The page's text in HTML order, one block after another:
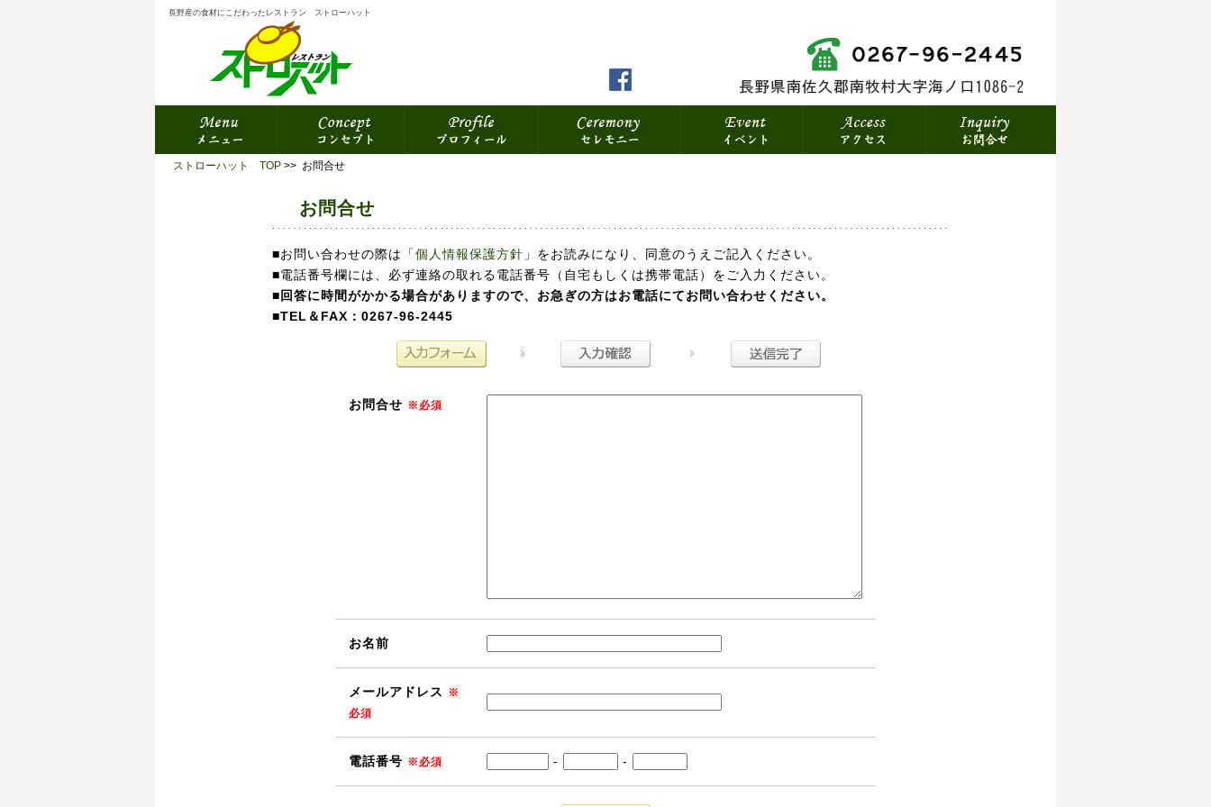
長野産の食材にこだわったレストラン ストローハット
ストローハット TOP >> お問合せ
お問合せ
■お問い合わせの際は「個人情報保護方針 」をお読みになり、同意のうえご記入ください。
■電話番号欄には、必ず連絡の取れる電話番号（自宅もしくは携帯電話）をご入力ください。
■回答に時間がかかる場合がありますので、お急ぎの方はお電話にてお問い合わせください。
■TEL＆FAX：0267-96-2445
お問合せ ※必須
お名前
メールアドレス ※
必須
電話番号 ※必須 - -